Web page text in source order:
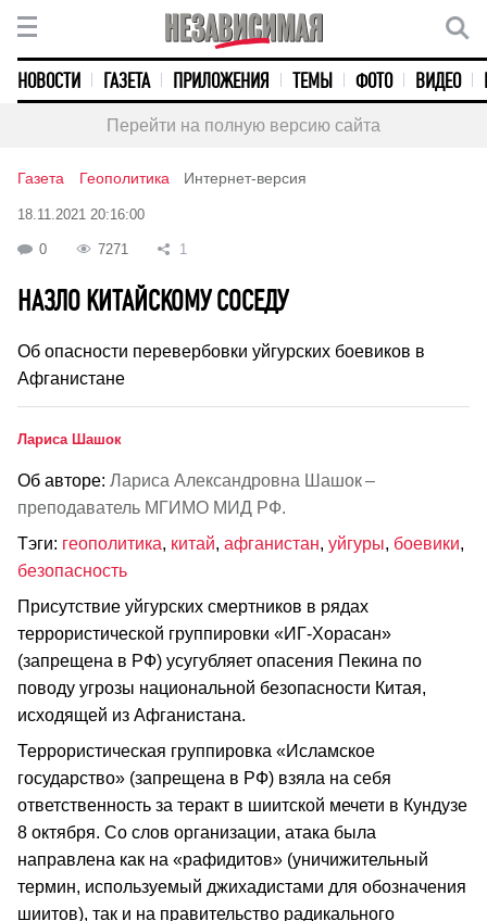
НОВОСТИ ГАЗЕТА ПРИЛОЖЕНИЯ ТЕМЫ ФОТО ВИДЕО
Перейти на полную версию сайта
Газета Геополитика Интернет-версия
18.11.2021 20:16:00
0 7271 1
НАЗЛО КИТАЙСКОМУ СОСЕДУ
Об опасности перевербовки уйгурских боевиков в
Афганистане
Лариса Шашок
Об авторе: Лариса Александровна Шашок –
преподаватель МГИМО МИД РФ.
Тэги: геополитика, китай, афганистан, уйгуры, боевики,
безопасность
Присутствие уйгурских смертников в рядах
террористической группировки «ИГ-Хорасан»
(запрещена в РФ) усугубляет опасения Пекина по
поводу угрозы национальной безопасности Китая,
исходящей из Афганистана.
Террористическая группировка «Исламское
государство» (запрещена в РФ) взяла на себя
ответственность за теракт в шиитской мечети в Кундузе
8 октября. Со слов организации, атака была
направлена как на «рафидитов» (уничижительный
термин, используемый джихадистами для обозначения
шиитов), так и на правительство радикального